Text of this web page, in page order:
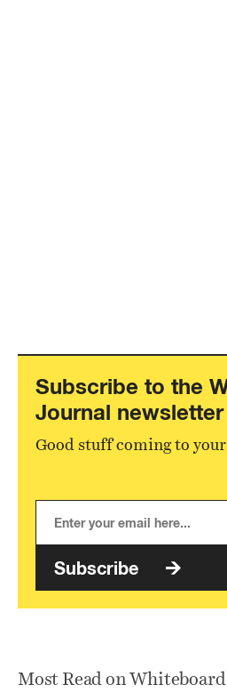
Subscribe to the
Journal newsletter
Good stuff coming to
Subscribe
Most Read on